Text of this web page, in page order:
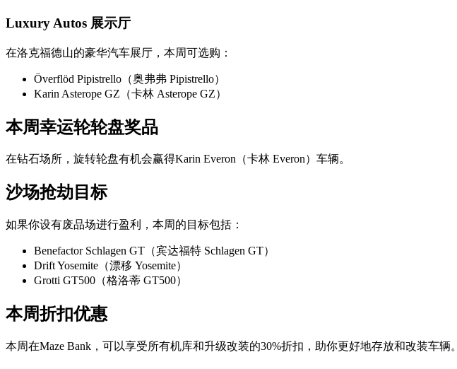
Luxury Autos 展示厅
在洛克福德山的豪华汽车展厅，本周可选购：
Överflöd Pipistrello（奥弗弗 Pipistrello）
Karin Asterope GZ（卡林 Asterope GZ）
本周幸运轮轮盘奖品
在钻石场所，旋转轮盘有机会赢得Karin Everon（卡林 Everon）车辆。
沙场抢劫目标
如果你设有废品场进行盈利，本周的目标包括：
Benefactor Schlagen GT（宾达福特 Schlagen GT）
Drift Yosemite（漂移 Yosemite）
Grotti GT500（格洛蒂 GT500）
本周折扣优惠
本周在Maze Bank，可以享受所有机库和升级改装的30%折扣，助你更好地存放和改装车辆。